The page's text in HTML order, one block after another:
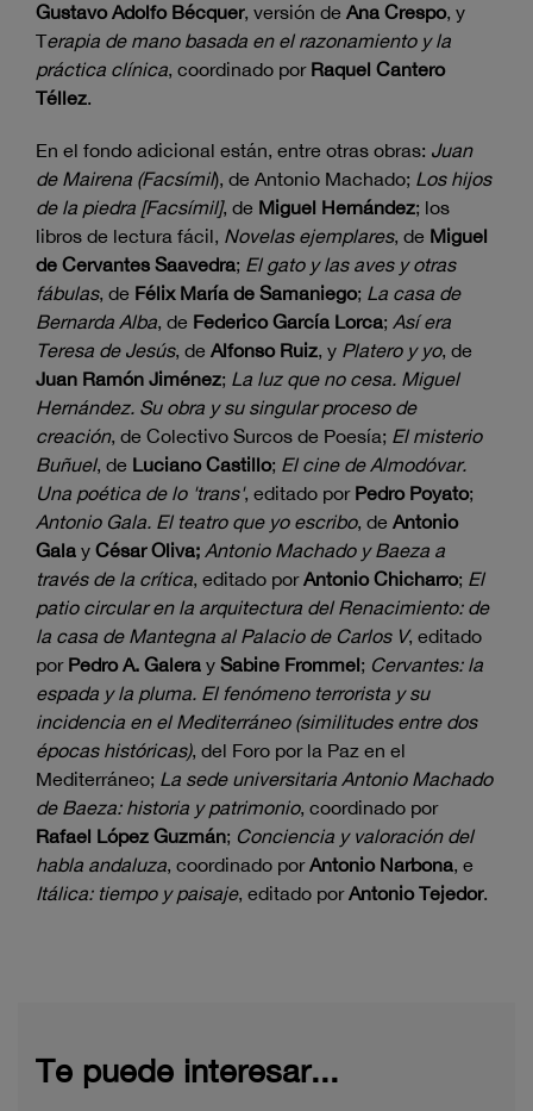
Gustavo Adolfo Bécquer, versión de Ana Crespo, y
Terapia de mano basada en el razonamiento y la
práctica clínica, coordinado por Raquel Cantero
Téllez.
En el fondo adicional están, entre otras obras: Juan
de Mairena (Facsímil), de Antonio Machado; Los hijos
de la piedra [Facsímil], de Miguel Hernández; los
libros de lectura fácil, Novelas ejemplares, de Miguel
de Cervantes Saavedra; El gato y las aves y otras
fábulas, de Félix María de Samaniego; La casa de
Bernarda Alba, de Federico García Lorca; Así era
Teresa de Jesús, de Alfonso Ruiz, y Platero y yo, de
Juan Ramón Jiménez; La luz que no cesa. Miguel
Hernández. Su obra y su singular proceso de
creación, de Colectivo Surcos de Poesía; El misterio
Buñuel, de Luciano Castillo; El cine de Almodóvar.
Una poética de lo 'trans', editado por Pedro Poyato;
Antonio Gala. El teatro que yo escribo, de Antonio
Gala y César Oliva; Antonio Machado y Baeza a
través de la crítica, editado porAntonio Chicharro; El
patio circular en la arquitectura del Renacimiento: de
la casa de Mantegna al Palacio de Carlos V, editado
por Pedro A. Galera y Sabine Frommel; Cervantes: la
espada y la pluma. El fenómeno terrorista y su
incidencia en el Mediterráneo (similitudes entre dos
épocas históricas), del Foro por la Paz en el
Mediterráneo; La sede universitaria Antonio Machado
de Baeza: historia y patrimonio, coordinado por
Rafael López Guzmán; Conciencia y valoración del
habla andaluza, coordinado porAntonio Narbona, e
Itálica: tiempo y paisaje, editado porAntonio Tejedor.
Te puede interesar...